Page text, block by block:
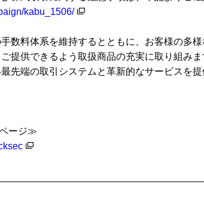
kabu_1506/
数料体系を維持するとともに、お客様の多様
提供できるよう取扱商品の充実に取り組みま
先端の取引システムと革新的なサービスを
ージ≫